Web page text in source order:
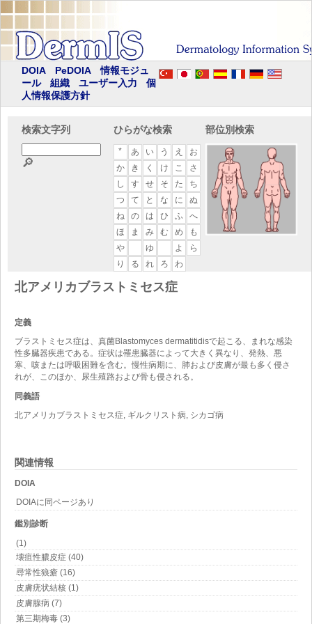
DOIA PeDOIA
情報モジュ
ール
組織 ユーザー入力
個
人情報保護方針
検索文字列
🔎
ひらがな検索
* あ い う え
お
か
き く け こ
さ
し
す せ そ た
ち
つ
て と な に
ぬ
ね
の は ひ ふ
へ
ほ
ま み む め
も
や
ゆ よ
ら
り
る れ ろ わ
部位別検索
関連情報
DOIA
DOIAに同ページあり
鑑別診断
(1)
壊疽性膿皮症 (40)
尋常性狼瘡 (16)
皮膚疣状結核 (1)
皮膚腺病 (7)
第三期梅毒 (3)
北アメリカブラストミセス症
定義
ブラストミセス症は、真菌Blastomyces dermatitidisで起こる、まれな感染
性多臓器疾患である。症状は罹患臓器によって大きく異なり、発熱、悪
寒、咳または呼吸困難を含む。慢性病期に、肺および皮膚が最も多く侵さ
れが、このほか、尿生殖路および骨も侵される。
同義語
北アメリカブラストミセス症, ギルクリスト病, シカゴ病